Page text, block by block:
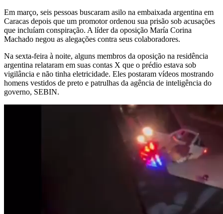
Em março, seis pessoas buscaram asilo na embaixada argentina em
Caracas depois que um promotor ordenou sua prisão sob acusações
que incluíam conspiração. A líder da oposição María Corina
Machado negou as alegações contra seus colaboradores.
Na sexta-feira à noite, alguns membros da oposição na residência
argentina relataram em suas contas X que o prédio estava sob
vigilância e não tinha eletricidade. Eles postaram vídeos mostrando
homens vestidos de preto e patrulhas da agência de inteligência do
governo, SEBIN.